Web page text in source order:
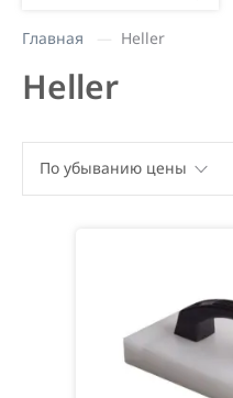
Главная Heller
Heller
По убыванию цены
По наименованию